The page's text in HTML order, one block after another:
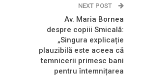
NEXT POST
Av. Maria Bornea
despre copiii Smicală:
„Singura explicație
plauzibilă este aceea că
temnicerii primesc bani
pentru întemnițarea